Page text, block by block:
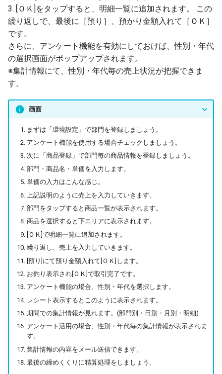
3. [ＯＫ]をタップすると、明細一覧に追加されます。 この
繰り返しで、最後に［預り］、預かり金額入れて［ＯＫ］
です。
さらに、アンケート機能を有効にしておけば、性別・年代
の選択画面がポップアップされます。
※集計情報にて、性別・年代毎の売上状況が把握できま
す。
画面
まずは「環境設定」で部門を登録しましょう。
アンケート機能を使用する場合チェックしましょう。
次に「商品登録」で部門毎の商品情報を登録しましょう。
部門・商品名・単価を入力します。
単価の入力はこんな感じ。
上記説明のように売上を入力していきます。
部門をタップすると商品一覧が表示されます。
商品を選択すると下エリアに表示されます。
[ＯＫ]で明細一覧に追加されます。
繰り返し、売上を入力していきます。
[預り]にて預り金額入れて[ＯＫ]します。
お釣り表示され[ＯＫ]で取引完了です。
アンケート機能の場合、性別・年代を選択します。
レシート表示するとこのように表示されます。
期間での集計情報が見れます。(部門別・日別・月別・明細)
アンケート活用の場合、性別・年代毎の集計情報が表示されま
す。
集計情報の内容をメール送信できます。
最後の締めくくりに精算処理をしましょう。